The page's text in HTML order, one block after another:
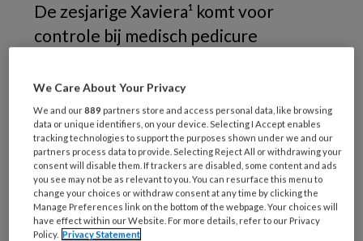
De zesjarige Xaviera¹ komt voor
controle bij medisch pedicure
behandeling aan een pseudo-unguis
incarnatus. Na het verzorgen van de
nagels laat Marianne haar kennismaken
met een op kinderen afgestemde
ontspannende en helende
cosmetische beautybehandeling van
de voeten. Marianne vertelt over de
We Care About Your Privacy
We and our889 partners store and access personal data, like browsing
data or unique identifiers, on your device. Selecting I Accept enables
tracking technologies to support the purposes shown under we and our
partners process data to provide. Selecting Reject All or withdrawing your
consent will disable them. If trackers are disabled, some content and ads
you see may not be as relevant to you. You can resurface this menu to
change your choices or withdraw consent at any time by clicking the
Manage Preferences link on the bottom of the webpage. Your choices will
have effect within our Website. For more details, refer to our Privacy
Policy. Privacy Statement